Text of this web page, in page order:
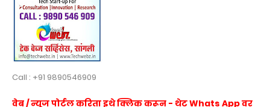
Call : +91 9890546909
वेब / न्यूज पोर्टल करिता इथे क्लिक करून - थेट Whats App वर